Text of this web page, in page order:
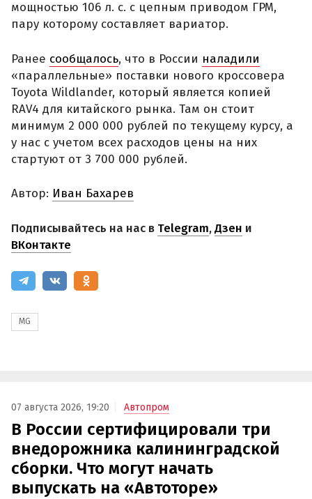
мощностью 106 л. с. с цепным приводом ГРМ,
пару которому составляет вариатор.
Ранее сообщалось, что в России наладили
«параллельные» поставки нового кроссовера
Toyota Wildlander, который является копией
RAV4 для китайского рынка. Там он стоит
минимум 2 000 000 рублей по текущему курсу, а
у нас с учетом всех расходов цены на них
стартуют от 3 700 000 рублей.
Автор: Иван Бахарев
Подписывайтесь на нас в Telegram,Дзен и
ВКонтакте
MG
07 августа 2026, 19:20 Автопром
В России сертифицировали три
внедорожника калининградской
сборки. Что могут начать
выпускать на «Автоторе»